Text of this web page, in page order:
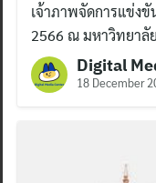
เจ้าภาพจัดการแข่ง
2566 ณ มหาวิทยาลั
Digital
18 December